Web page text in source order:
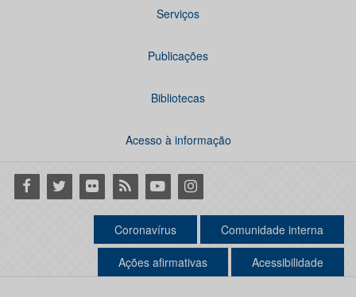
Serviços
Publicações
Bibliotecas
Acesso à informação
Facebook
Twitter Flickr RSS YoutubeInstagram
Coronavírus Comunidade interna
Ações afirmativas Acessibilidade